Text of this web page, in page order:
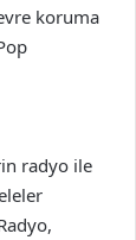
koruma
radyo ile